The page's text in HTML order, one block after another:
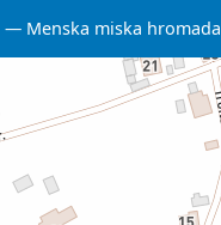
Menska miska hromada